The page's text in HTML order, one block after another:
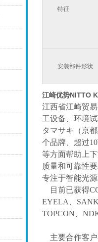
特征
安装部件形状
江崎优势NITTO
江西省江崎贸
工设备、环境
タマサキ（京
个品牌、超过
等方面帮助上
质量和可靠性
专注于智能光
目前已获得
EYELA、
TOPCON、
主要合作客